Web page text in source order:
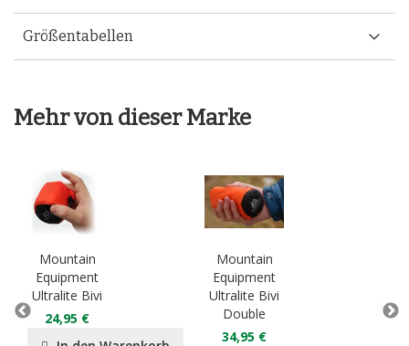
Größentabellen
Mehr von dieser Marke
Mountain
Equipment
Ultralite Bivi
24,95 €
Mountain
Equipment
Ultralite Bivi
Double
34,95 €